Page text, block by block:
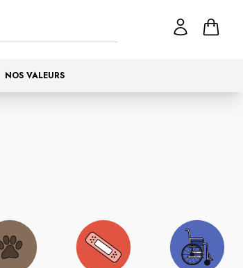
NOS VALEURS